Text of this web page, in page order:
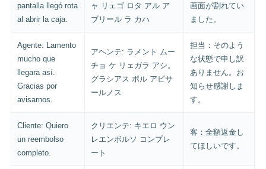
pantalla llegó rota
al abrir la caja.
ャ リェゴ ロタ アル ア
ブリール ラ カハ
画面が割れてい
ました。
Agente: Lamento
mucho que
llegara así.
Gracias por
avisarnos.
アヘンテ: ラメント ムー
チョ ケ リェガラ アシ。
グラシアス ポル アビサ
ールノス
担当：そのよう
な状態で申し訳
ありません。お
知らせ感謝しま
す。
Cliente: Quiero
un reembolso
completo.
クリエンテ: キエロ ウン
レエンボルソ コンプレ
ート
客：全額返金し
てほしいです。